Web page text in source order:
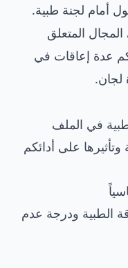
أمام لجنة طبية.
المتعلق
عدة إعاقات في
لجان.
في الملف
على أدائكم
الطبية ودرجة عدم